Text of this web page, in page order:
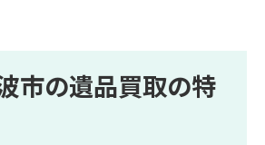
市の遺品買取の特